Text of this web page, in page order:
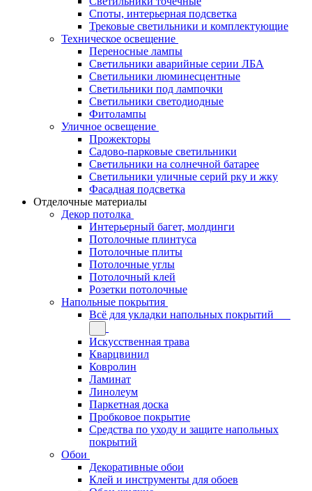
Споты, интерьерная подсветка
Трековые светильники и комплектующие
Техническое освещение
Переносные лампы
Светильники аварийные серии ЛБА
Светильники люминесцентные
Светильники под лампочки
Светильники светодиодные
Фитолампы
Уличное освещение
Прожекторы
Садово-парковые светильники
Светильники на солнечной батарее
Светильники уличные серий рку и жку
Фасадная подсветка
Отделочные материалы
Декор потолка
Интерьерный багет, молдинги
Потолочные плинтуса
Потолочные плиты
Потолочные углы
Потолочный клей
Розетки потолочные
Напольные покрытия
Всё для укладки напольных покрытий
Искусственная трава
Кварцвинил
Ковролин
Ламинат
Линолеум
Паркетная доска
Пробковое покрытие
Средства по уходу и защите напольных
покрытий
Обои
Декоративные обои
Клей и инструменты для обоев